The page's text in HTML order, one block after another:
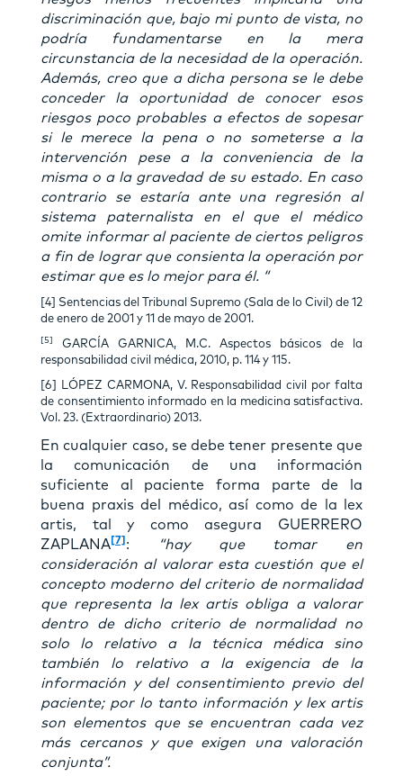
discriminación que, bajo mi punto de vista, no
podría fundamentarse en la mera
circunstancia de la necesidad de la operación.
Además, creo que a dicha persona se le debe
conceder la oportunidad de conocer esos
riesgos poco probables a efectos de sopesar
si le merece la pena o no someterse a la
intervención pese a la conveniencia de la
misma o a la gravedad de su estado. En caso
contrario se estaría ante una regresión al
sistema paternalista en el que el médico
omite informar al paciente de ciertos peligros
a fin de lograr que consienta la operación por
estimar que es lo mejor para él. “
[4] Sentencias del Tribunal Supremo (Sala de lo Civil) de 12
de enero de 2001 y 11 de mayo de 2001.
[5]
GARCÍA GARNICA, M.C. Aspectos básicos de la
responsabilidad civil médica, 2010, p. 114 y 115.
[6] LÓPEZ CARMONA, V. Responsabilidad civil por falta
de consentimiento informado en la medicina satisfactiva.
Vol. 23. (Extraordinario) 2013.
En cualquier caso, se debe tener presente que
la comunicación de una información
suficiente al paciente forma parte de la
buena praxis del médico, así como de la lex
artis, tal y como asegura GUERRERO
ZAPLANA[7] :
“hay que tomar en
consideración al valorar esta cuestión que el
concepto moderno del criterio de normalidad
que representa la lex artis obliga a valorar
dentro de dicho criterio de normalidad no
solo lo relativo a la técnica médica sino
también lo relativo a la exigencia de la
información y del consentimiento previo del
paciente; por lo tanto información y lex artis
son elementos que se encuentran cada vez
más cercanos y que exigen una valoración
conjunta”.